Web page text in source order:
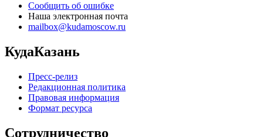
Сообщить об ошибке
Наша электронная почта
mailbox@kudamoscow.ru
КудаКазань
Пресс-релиз
Редакционная политика
Правовая информация
Формат ресурса
Сотрудничество